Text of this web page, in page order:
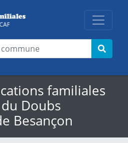
familiales
du Doubs
Besançon